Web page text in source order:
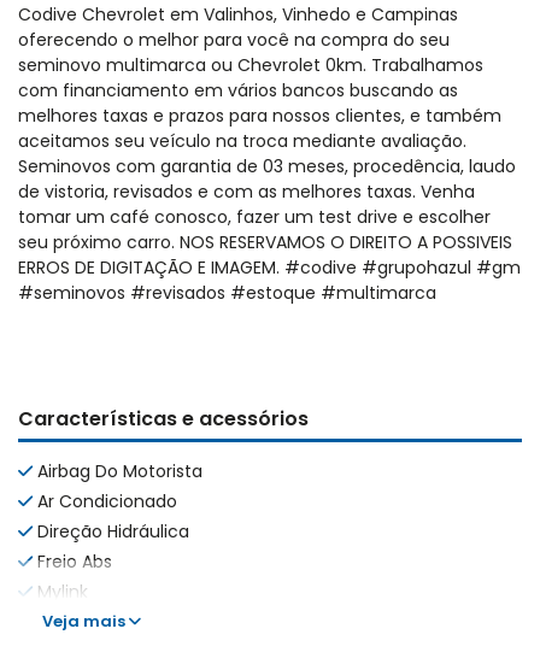
Codive Chevrolet em Valinhos, Vinhedo e Campinas
oferecendo o melhor para você na compra do seu
seminovo multimarca ou Chevrolet 0km. Trabalhamos
com financiamento em vários bancos buscando as
melhores taxas e prazos para nossos clientes, e também
aceitamos seu veículo na troca mediante avaliação.
Seminovos com garantia de 03 meses, procedência, laudo
de vistoria, revisados e com as melhores taxas. Venha
tomar um café conosco, fazer um test drive e escolher
seu próximo carro. NOS RESERVAMOS O DIREITO A POSSIVEIS
ERROS DE DIGITAÇÃO E IMAGEM. #codive #grupohazul #gm
#seminovos #revisados #estoque #multimarca
Características e acessórios
Airbag Do Motorista
Ar Condicionado
Direção Hidráulica
Freio Abs
Mylink
Veja mais